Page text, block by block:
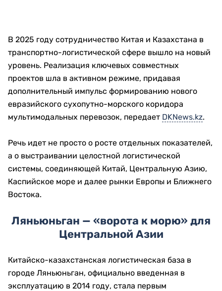
В 2025 году сотрудничество Китая и Казахстана в
транспортно-логистической сфере вышло на новый
уровень. Реализация ключевых совместных
проектов шла в активном режиме, придавая
дополнительный импульс формированию нового
евразийского сухопутно-морского коридора
мультимодальных перевозок, передает DKNews.kz.
Речь идет не просто о росте отдельных показателей,
а о выстраивании целостной логистической
системы, соединяющей Китай, Центральную Азию,
Каспийское море и далее рынки Европы и Ближнего
Востока.
Ляньюньган — «ворота к морю» для
Центральной Азии
Китайско-казахстанская логистическая база в
городе Ляньюньган, официально введенная в
эксплуатацию в 2014 году, стала первым